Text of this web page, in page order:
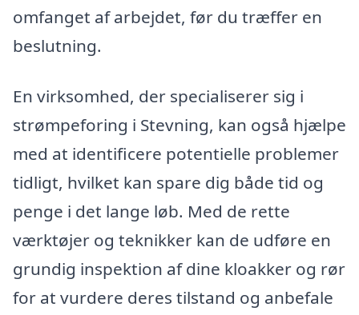
omfanget af arbejdet, før du træffer en
beslutning.
En virksomhed, der specialiserer sig i
strømpeforing i Stevning, kan også hjælpe
med at identificere potentielle problemer
tidligt, hvilket kan spare dig både tid og
penge i det lange løb. Med de rette
værktøjer og teknikker kan de udføre en
grundig inspektion af dine kloakker og rør
for at vurdere deres tilstand og anbefale